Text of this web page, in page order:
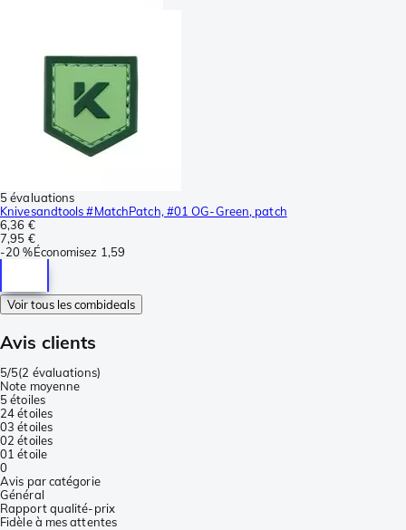
5 évaluations
Knivesandtools #MatchPatch, #01 OG-Green, patch
6,36 €
7,95 €
-20 %Économisez 1,59
Voir tous les combideals
Avis clients
5/5(2 évaluations)
Note moyenne
5 étoiles
24 étoiles
03 étoiles
02 étoiles
01 étoile
0
Avis par catégorie
Général
Rapport qualité-prix
Fidèle à mes attentes